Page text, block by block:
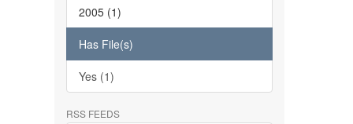
2005 (1)
Has File(s)
Yes (1)
RSS FEEDS